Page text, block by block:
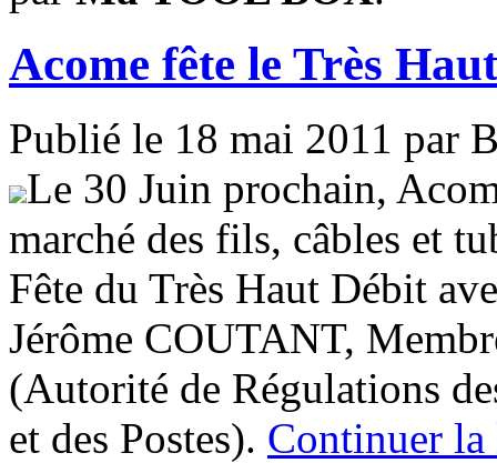
Acome fête le Très
Publié le 18 mai 2011 par
Le 30 Juin prochain,
marché des fils, câbles et
Fête du Très Haut Débit
Jérôme COUTANT,
(Autorité de Régulations
et des Postes). Continuer